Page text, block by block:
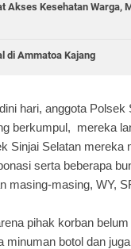
Akses Kesehatan Warga,
di Ammatoa Kajang
hari, anggota
berkumpul, mereka
Sinjai Selatan mereka
serta beberapa
masing-masing, WY,
pihak korban
botol dan